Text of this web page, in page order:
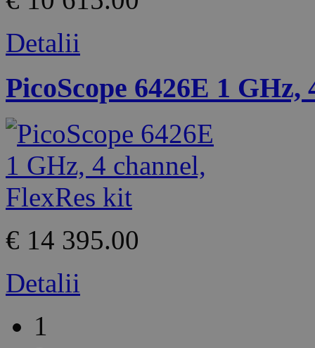
Detalii
PicoScope 6426E 1
€ 14 395.00
Detalii
1